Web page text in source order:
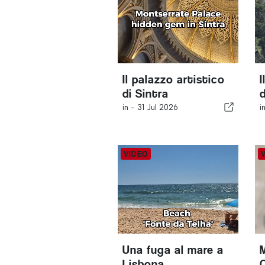
Il palazzo artistico
di Sintra
in - 31 Jul 2026
Una fuga al mare a